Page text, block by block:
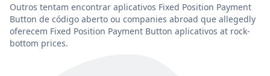
Outros tentam encontrar aplicativos Fixed Position Payment
Button de código aberto ou companies abroad que allegedly
oferecem Fixed Position Payment Button aplicativos at rock-
bottom prices.